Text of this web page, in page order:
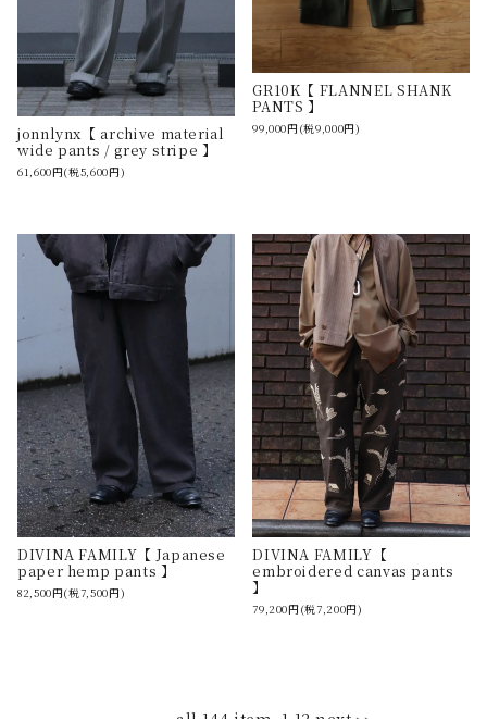
jonnlynx【 archive material
wide pants / grey stripe 】
61,600円(税5,600円)
GR10K【 FLANNEL SHANK
PANTS 】
99,000円(税9,000円)
DIVINA FAMILY【 Japanese
paper hemp pants 】
82,500円(税7,500円)
DIVINA FAMILY【
embroidered canvas pants
】
79,200円(税7,200円)